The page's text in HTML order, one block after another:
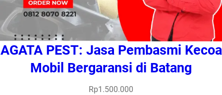
AGATA PEST: Jasa Pembasmi Kecoa
Mobil Bergaransi di Batang
Rp1.500.000